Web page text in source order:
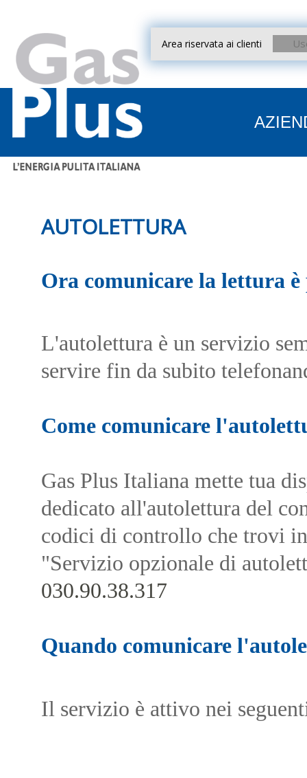
Area riservata ai clienti
Interpretazione Bolletta
Reclami
AUTOLETTURA
Ora comunicare la lettura è
L'autolettura è un servizio
servire fin da subito
Come comunicare
Gas Plus Italiana mette tua
dedicato all'autolettura del
codici di controllo che trovi
"Servizio opzionale di
030.90.38.317
Quando comunicare
Il servizio è attivo nei